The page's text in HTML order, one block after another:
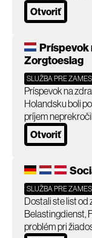
Otvoriť
Príspevok
Zorgtoeslag
SLUŽBA PRE
Príspevok na
Holandsku boli
príjem
Otvoriť
SLUŽBA PRE
Dostali ste list
Belastingdienst,
problém pri